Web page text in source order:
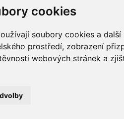
cookies
soubory cookies a další
prostředí, zobrazení
webových stránek a
cestování
Technologie pro